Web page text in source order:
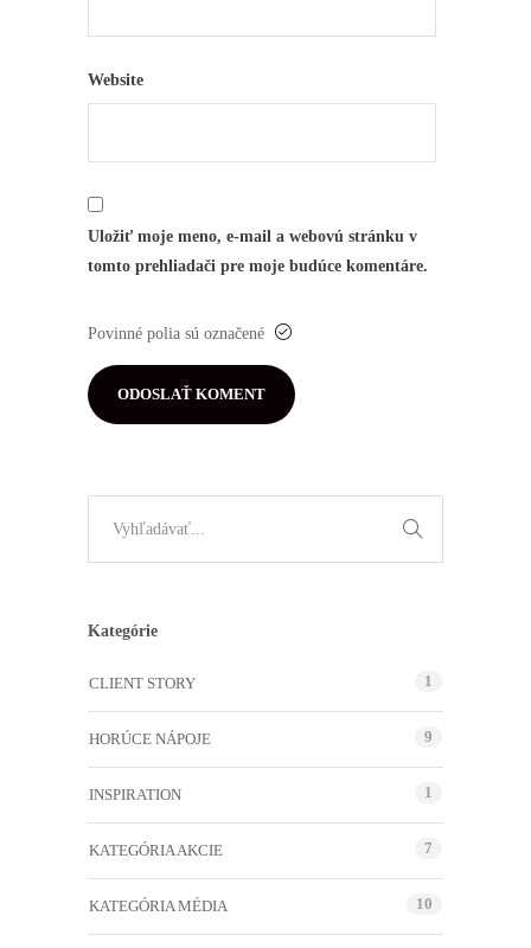
Website
Uložiť moje meno, e-mail a webovú stránku v
tomto prehliadači pre moje budúce komentáre.
Povinné polia sú označené
Kategórie
CLIENT STORY 1
HORÚCE NÁPOJE 9
INSPIRATION 1
KATEGÓRIA AKCIE 7
KATEGÓRIA MÉDIA 10